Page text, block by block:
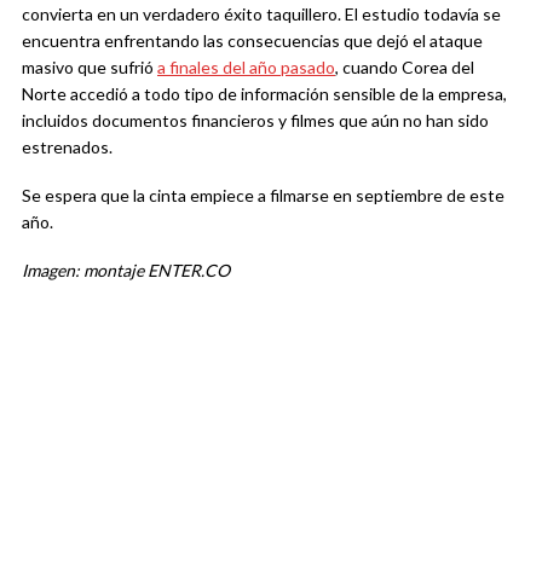
convierta en un verdadero éxito taquillero. El estudio todavía se
encuentra enfrentando las consecuencias que dejó el ataque
masivo que sufrió a finales del año pasado, cuando Corea del
Norte accedió a todo tipo de información sensible de la empresa,
incluidos documentos financieros y filmes que aún no han sido
estrenados.
Se espera que la cinta empiece a filmarse en septiembre de este
año.
Imagen: montaje ENTER.CO